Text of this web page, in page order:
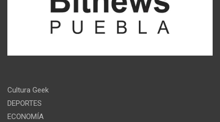
Cultura Geek
DEPORTES
ECONOMÍA